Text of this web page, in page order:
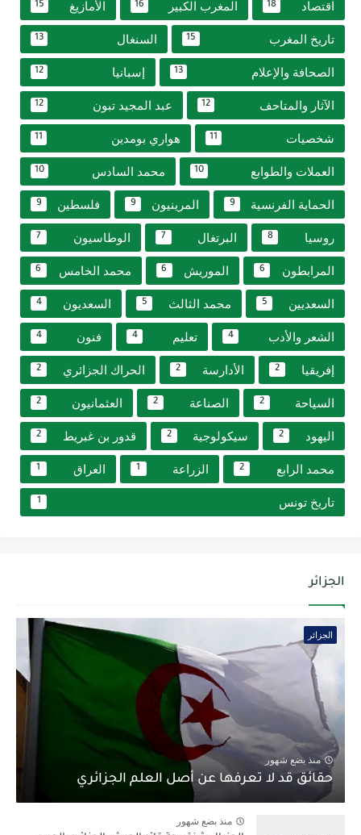
اقتصاد 18 المغرب الكبير 16 الأمازيغ 15
تاريخ المغرب 15 السنغال 13
الصحافة والإعلام 13 إسبانيا 12
الآثار والمتاحف 12 عبد المجيد تبون 12
شخصيات 11 هواري بومدين 11
العملات والطوابع 10 محمد السادس 10
الحماية الفرنسية 9 المرينيون 9 فلسطين 9
روسيا 8 البرتغال 7 الوطاسيون 7
المرابطون 6 الموريش 6 محمد الخامس 6
السعديين 5 محمد الثالث 5 السعديون 4
الشعر والأدب 4 تعليم 4 فنون 4
إفريقيا 2 الأدارسة 2 الحراك الجزائري 2
السياحة 2 الصناعة 2 العثمانيون 2
اليهود 2 سيكولوجية 2 قدور بن غبريط 2
محمد الرابع 2 الزراعة 1 العراق 1
تاريخ تونس 1
الجزائر
الجزائر
منذ بضع شهور
حقائق قد لا تعرفها عن أصل العلم الجزائري
منذ بضع شهور